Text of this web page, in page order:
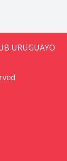
URUGUAYO